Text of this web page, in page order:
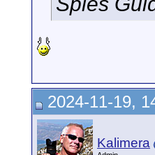
2024-11-19,
Kalimera